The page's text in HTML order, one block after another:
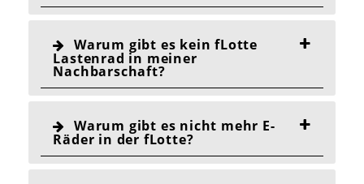
Warum gibt es kein fLotte
Lastenrad in meiner
Nachbarschaft?
Warum gibt es nicht mehr E-
Räder in der fLotte?